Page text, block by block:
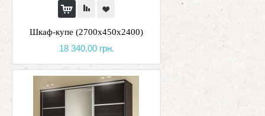
Шкаф-купе (2700х450х2400)
18 340.00 грн.